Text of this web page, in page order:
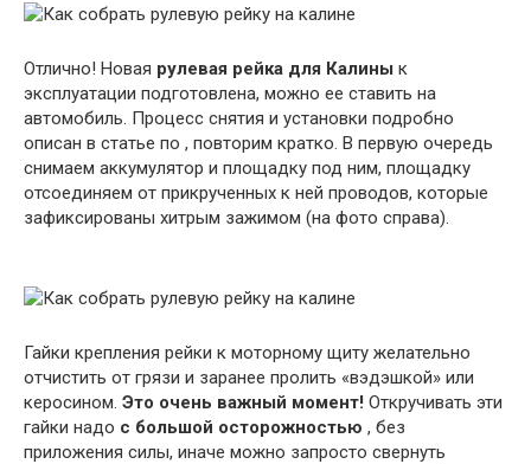
Отлично! Новая рулевая рейка для Калины к
эксплуатации подготовлена, можно ее ставить на
автомобиль. Процесс снятия и установки подробно
описан в статье по , повторим кратко. В первую очередь
снимаем аккумулятор и площадку под ним, площадку
отсоединяем от прикрученных к ней проводов, которые
зафиксированы хитрым зажимом (на фото справа).
Гайки крепления рейки к моторному щиту желательно
отчистить от грязи и заранее пролить «вэдэшкой» или
керосином. Это очень важный момент! Откручивать эти
гайки надо с большой осторожностью , без
приложения силы, иначе можно запросто свернуть